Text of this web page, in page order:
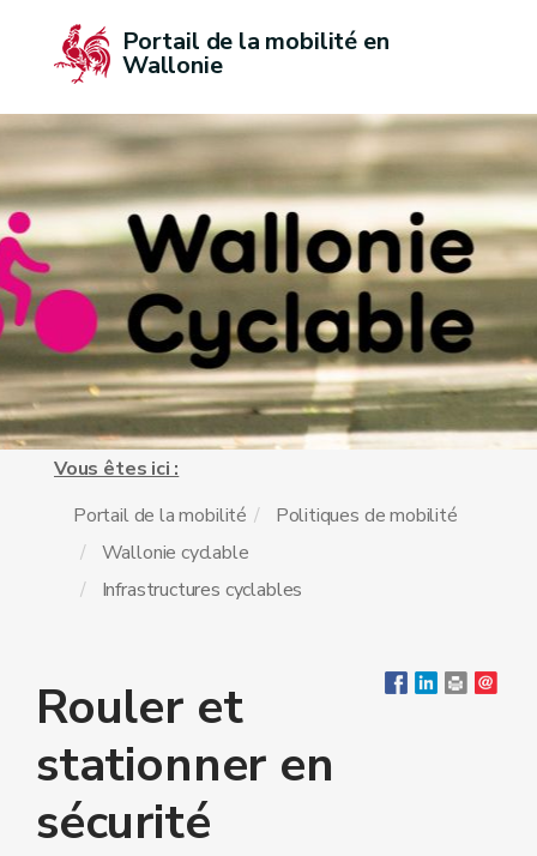
Portail de la mobilité en
Wallonie
Vous êtes ici :
Portail de la mobilité
Politiques de mobilité
Wallonie cyclable
Infrastructures cyclables
Rouler et
stationner en
sécurité